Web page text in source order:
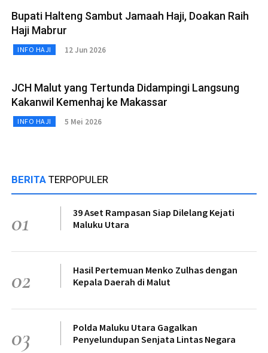
Bupati Halteng Sambut Jamaah Haji, Doakan Raih
Haji Mabrur
INFO HAJI 12 Jun 2026
JCH Malut yang Tertunda Didampingi Langsung
Kakanwil Kemenhaj ke Makassar
INFO HAJI 5 Mei 2026
BERITA TERPOPULER
01
39 Aset Rampasan Siap Dilelang Kejati
Maluku Utara
02
Hasil Pertemuan Menko Zulhas dengan
Kepala Daerah di Malut
03
Polda Maluku Utara Gagalkan
Penyelundupan Senjata Lintas Negara